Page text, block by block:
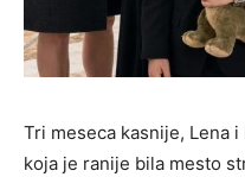
Tri meseca kasnije, Lena
koja je ranije bila mesto